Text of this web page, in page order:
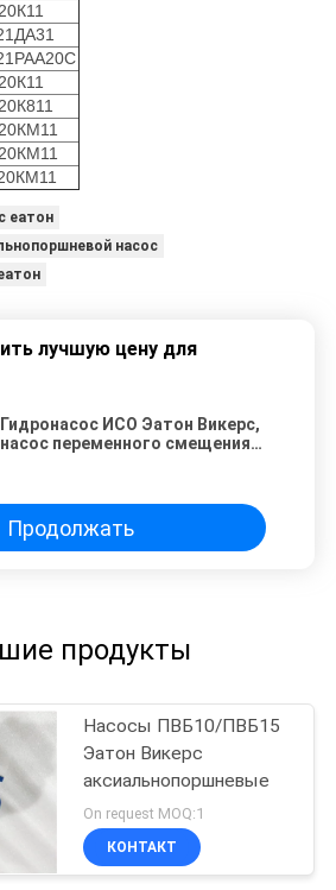
еатон
насос
лучшую цену для
Гидронасос ИСО Эатон Викерс,
насос переменного смещения
Продолжать
продукты
Насосы ПВБ10/ПВБ15
Эатон Викерс
аксиальнопоршневые
On request MOQ:1
КОНТАКТ